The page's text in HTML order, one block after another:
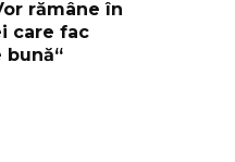
rămâne în
care fac